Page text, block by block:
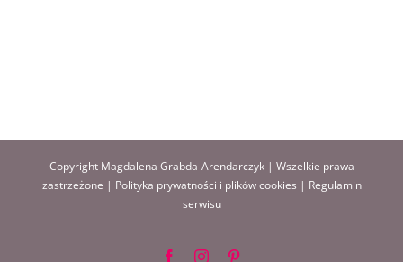
Copyright Magdalena Grabda-Arendarczyk | Wszelkie prawa
zastrzeżone | Polityka prywatności i plików cookies | Regulamin
serwisu
FacebookInstagram